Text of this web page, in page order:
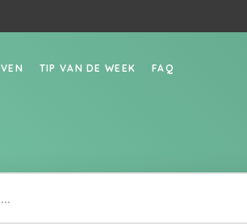
TIP VAN DE WEEK FAQ